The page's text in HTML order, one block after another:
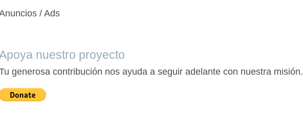
/ Ads
nuestro proyecto
generosa contribución nos ayuda a seguir adelante con nuestra misión.